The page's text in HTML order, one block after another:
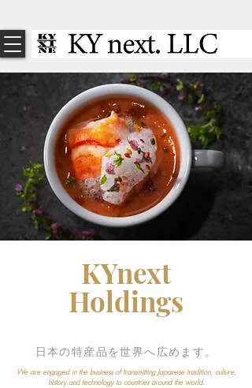
KYnext
Holdings
​日本の特産品を世界へ広めます。
We are engaged in the business of transmitting Japanese tradition, culture,
history and technology to countries around the world.